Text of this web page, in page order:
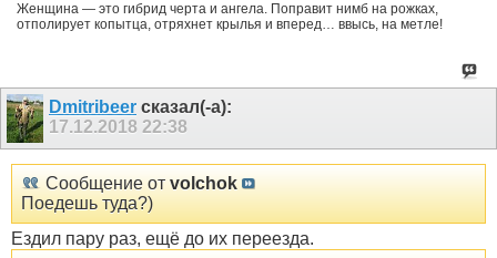
Женщина — это гибрид черта и ангела. Поправит нимб на рожках,
отполирует копытца, отряхнет крылья и вперед… ввысь, на метле!
Dmitribeer сказал(-а):
17.12.2018 22:38
Сообщение от volchok
Поедешь туда?)
Ездил пару раз, ещё до их переезда.